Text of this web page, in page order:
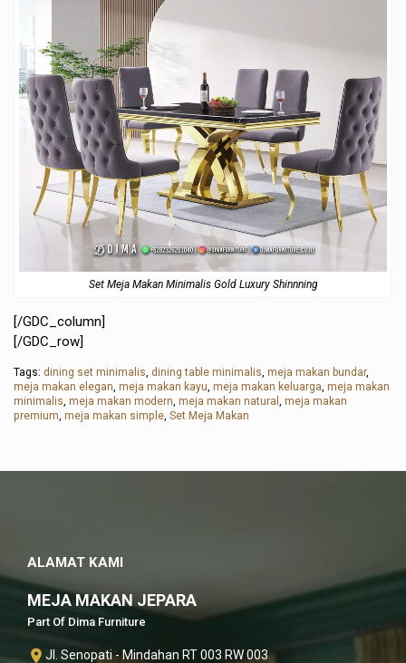
Set Meja Makan Minimalis Gold Luxury Shinnning
[/GDC_column]
[/GDC_row]
Tags: dining set minimalis, dining table minimalis, meja makan bundar,
meja makan elegan, meja makan kayu, meja makan keluarga, meja makan
minimalis, meja makan modern, meja makan natural , meja makan
premium, meja makan simple, Set Meja Makan
ALAMAT KAMI
MEJA MAKAN JEPARA
Part Of Dima Furniture
Jl. Senopati - Mindahan RT 003 RW 003